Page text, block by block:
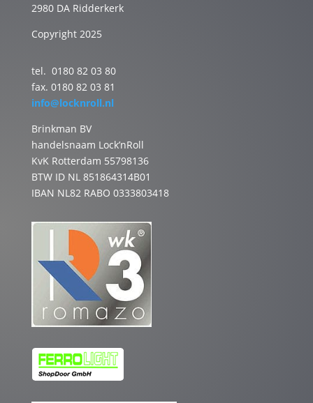
2980 DA Ridderkerk
Copyright 2025
tel. 0180 82 03 80
fax. 0180 82 03 81
info@locknroll.nl
Brinkman BV
handelsnaam Lock’nRoll
KvK Rotterdam 55798136
BTW ID NL 851864314B01
IBAN NL82 RABO 0333803418